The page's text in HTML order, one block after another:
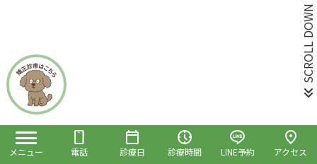
メニュー 電話 診療日 診療時間 LINE予約 アクセス
SCROLL DOWN